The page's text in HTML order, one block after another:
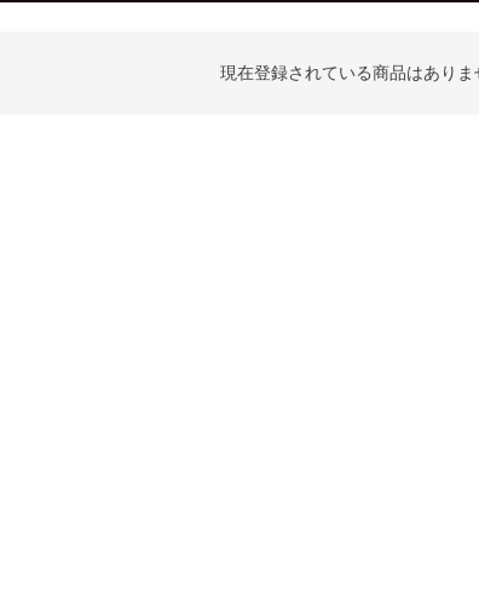
現在登録されている商品はありま